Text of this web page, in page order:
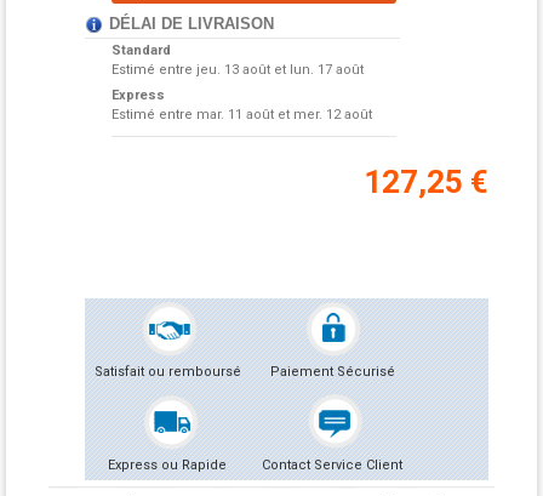
DÉLAI DE LIVRAISON
Standard
Estimé entre jeu. 13 août et lun. 17 août
Express
Estimé entre mar. 11 août et mer. 12 août
127,25 €
Satisfait ou remboursé Paiement Sécurisé
Express ou Rapide Contact Service Client